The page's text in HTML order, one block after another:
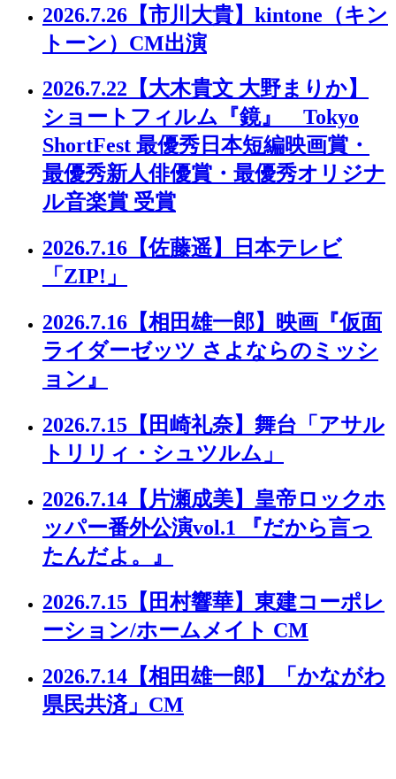
2026.7.26 【市川大貴】kintone（キン
トーン）CM出演
2026.7.22 【大木貴文 大野まりか】
ショートフィルム『鏡』 Tokyo
ShortFest 最優秀日本短編映画賞・
最優秀新人俳優賞・最優秀オリジナ
ル音楽賞 受賞
2026.7.16 【佐藤遥】日本テレビ
「ZIP!」
2026.7.16 【相田雄一郎】映画『仮面
ライダーゼッツ さよならのミッシ
ョン』
2026.7.15 【田崎礼奈】舞台「アサル
トリリィ・シュツルム」
2026.7.14 【片瀬成美】皇帝ロックホ
ッパー番外公演vol.1 『だから言っ
たんだよ。』
2026.7.15 【田村響華】東建コーポレ
ーション/ホームメイト CM
2026.7.14 【相田雄一郎】「かながわ
県民共済」CM